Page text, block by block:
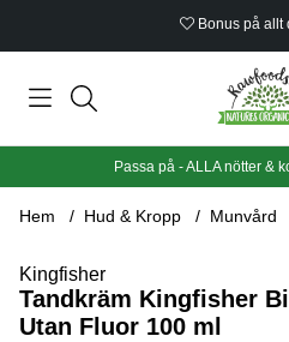
Bonus på allt
Passa på - ALLA nötter &
Hem Hud & Kropp Munvård
Kingfisher
Tandkräm Kingfisher
Utan Fluor 100 ml